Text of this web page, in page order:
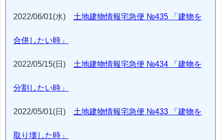
2022/06/01(水) 土地建物情報宅急便 №435 「建物を
合併したい時」
2022/05/15(日) 土地建物情報宅急便 №434 「建物を
分割したい時」
2022/05/01(日) 土地建物情報宅急便 №433 「建物を
取り壊した時」